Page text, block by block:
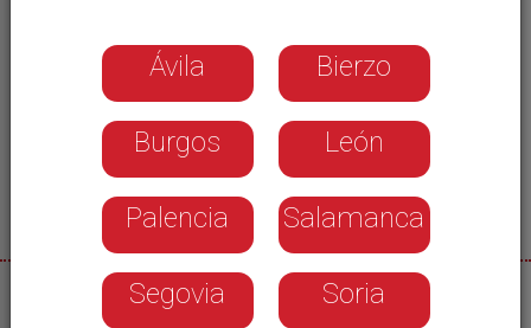
11/04/2025
Ávila Bierzo
Burgos León
Palencia Salamanca
Segovia Soria